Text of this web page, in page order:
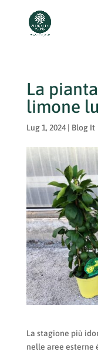
La
limone
Lug 1, 2024| Blog It
La stagione più
nelle aree esterne